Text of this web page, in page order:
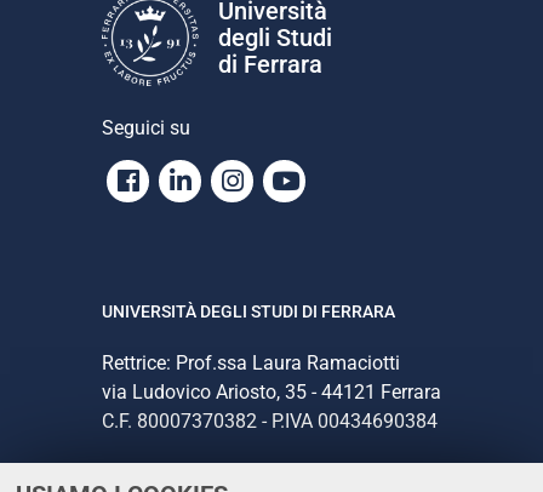
Università
degli Studi
di Ferrara
Seguici su
Facebook
LinkedinInstagram
Youtube
UNIVERSITÀ DEGLI STUDI DI FERRARA
Rettrice: Prof.ssa Laura Ramaciotti
via Ludovico Ariosto, 35 - 44121 Ferrara
C.F. 80007370382 - P.IVA 00434690384